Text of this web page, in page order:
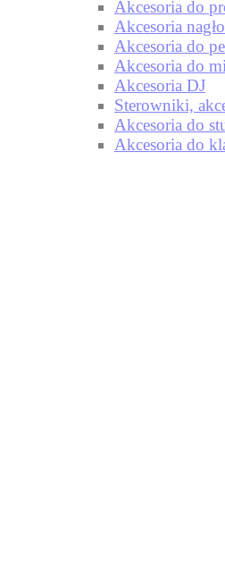
Akcesoria do
Akcesoria
Akcesoria do
Akcesoria do
Akcesoria DJ
Sterowniki,
Akcesoria do
Akcesoria do